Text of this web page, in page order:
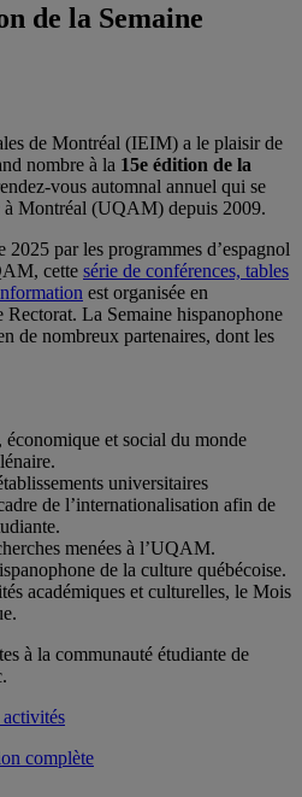
de la Semaine
de Montréal (IEIM) a le plaisir de
nombre à la 15e édition de la
vous automnal annuel qui se
à Montréal (UQAM) depuis 2009.
par les programmes d’espagnol
cette série de conférences, tables
est organisée en
La Semaine hispanophone
de nombreux partenaires, dont les
et social du monde
universitaires
de l’internationalisation afin de
menées à l’UQAM.
de la culture québécoise.
académiques et culturelles, le Mois
à la communauté étudiante de
complète